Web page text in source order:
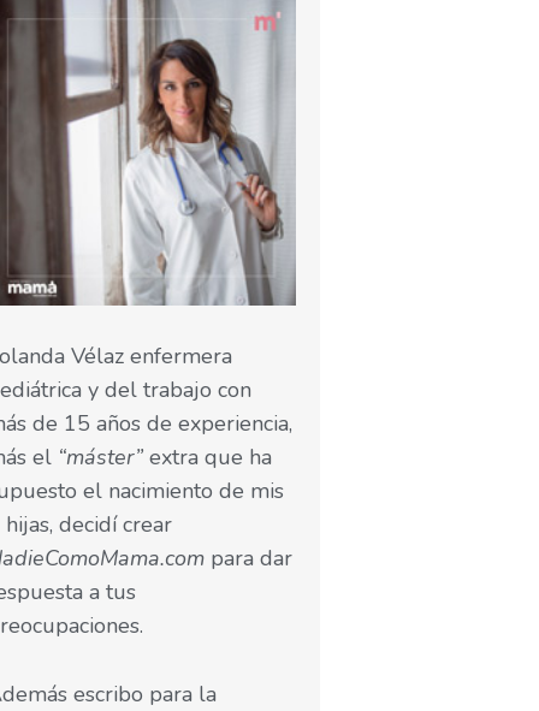
Vélaz enfermera
y del trabajo con
de 15 años de experiencia,
el “máster” extra que ha
el nacimiento de mis
hijas, decidí crear
para dar
a tus
escribo para la